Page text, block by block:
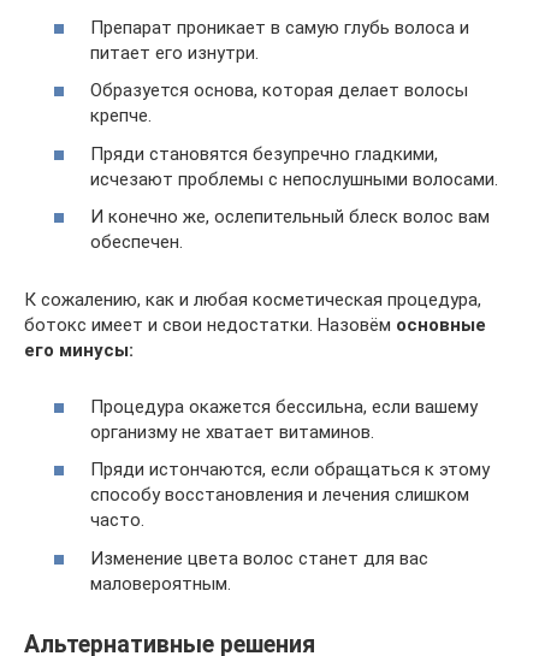
Препарат проникает в самую глубь волоса и
питает его изнутри.
Образуется основа, которая делает волосы
крепче.
Пряди становятся безупречно гладкими,
исчезают проблемы с непослушными волосами.
И конечно же, ослепительный блеск волос вам
обеспечен.
К сожалению, как и любая косметическая процедура,
ботокс имеет и свои недостатки. Назовём основные
его минусы:
Процедура окажется бессильна, если вашему
организму не хватает витаминов.
Пряди истончаются, если обращаться к этому
способу восстановления и лечения слишком
часто.
Изменение цвета волос станет для вас
маловероятным.
Альтернативные решения